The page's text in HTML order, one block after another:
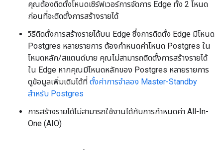
คุณต้องติดตั้งโหนดเซิร์ฟเวอร์การจัดการ Edge ทั้ง 2 โหนด
ก่อนที่จะติดตั้งการสร้างรายได้
วิธีติดตั้งการสร้างรายได้บน Edge ซึ่งการติดตั้ง Edge มีโหนด
Postgres หลายรายการ ต้องกำหนดค่าโหนด Postgres ใน
โหมดหลัก/สแตนด์บาย คุณไม่สามารถติดตั้งการสร้างรายได้
ใน Edge หากคุณมีโหนดหลักของ Postgres หลายรายการ
ดูข้อมูลเพิ่มเติมได้ที่ ตั้งค่าการจำลอง Master-Standby
สำหรับ Postgres
การสร้างรายได้ไม่สามารถใช้งานได้กับการกำหนดค่า All-In-
One (AIO)